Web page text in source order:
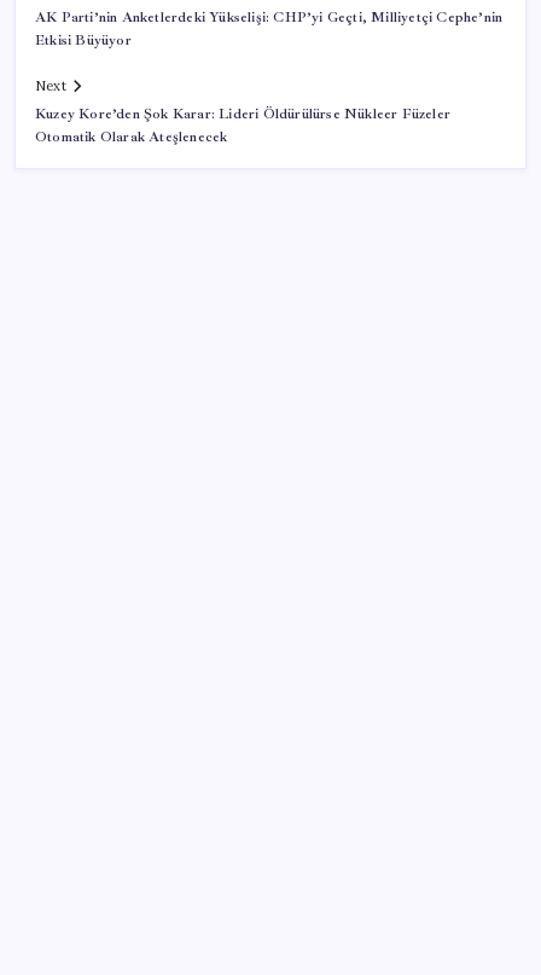
AK Parti’nin Anketlerdeki Yükselişi: CHP’yi Geçti, Milliyetçi Cephe’nin
Etkisi Büyüyor
Next
Kuzey Kore’den Şok Karar: Lideri Öldürülürse Nükleer Füzeler
Otomatik Olarak Ateşlenecek